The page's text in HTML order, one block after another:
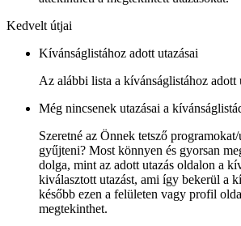
Kedvelt útjai
Kívánságlistához adott utazásai
Az alábbi lista a kívánságlistához adott
Még nincsenek utazásai a
Szeretné az Önnek tetsző
gyűjteni? Most könnyen és gyorsan
dolga, mint az adott utazás oldalon a
kiválasztott utazást, ami így bekerül a
később ezen a felületen vagy profil
megtekinthet.